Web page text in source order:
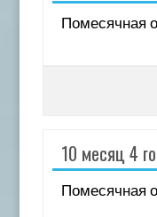
Помесячная
10 месяц 4
Помесячная